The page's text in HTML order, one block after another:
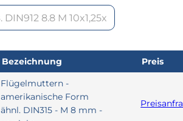
Bezeichnung Preis
Flügelmuttern -
amerikanische Form
ähnl. DIN315 - M 8 mm -